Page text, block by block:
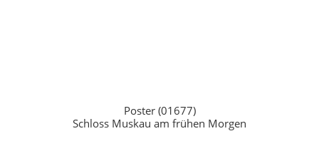
Poster (01677)
Schloss Muskau am frühen Morgen